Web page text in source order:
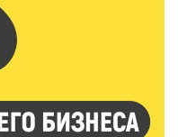
станет